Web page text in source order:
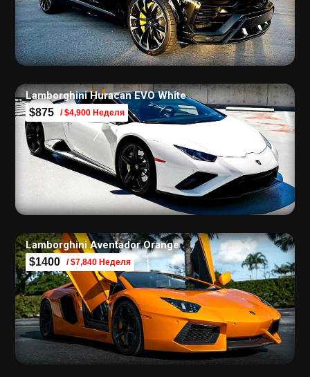
Lamborghini Huracan EVO White
$875 / $4,900 Неделя
Lamborghini Aventador Orange
$1400 / $7,840 Неделя